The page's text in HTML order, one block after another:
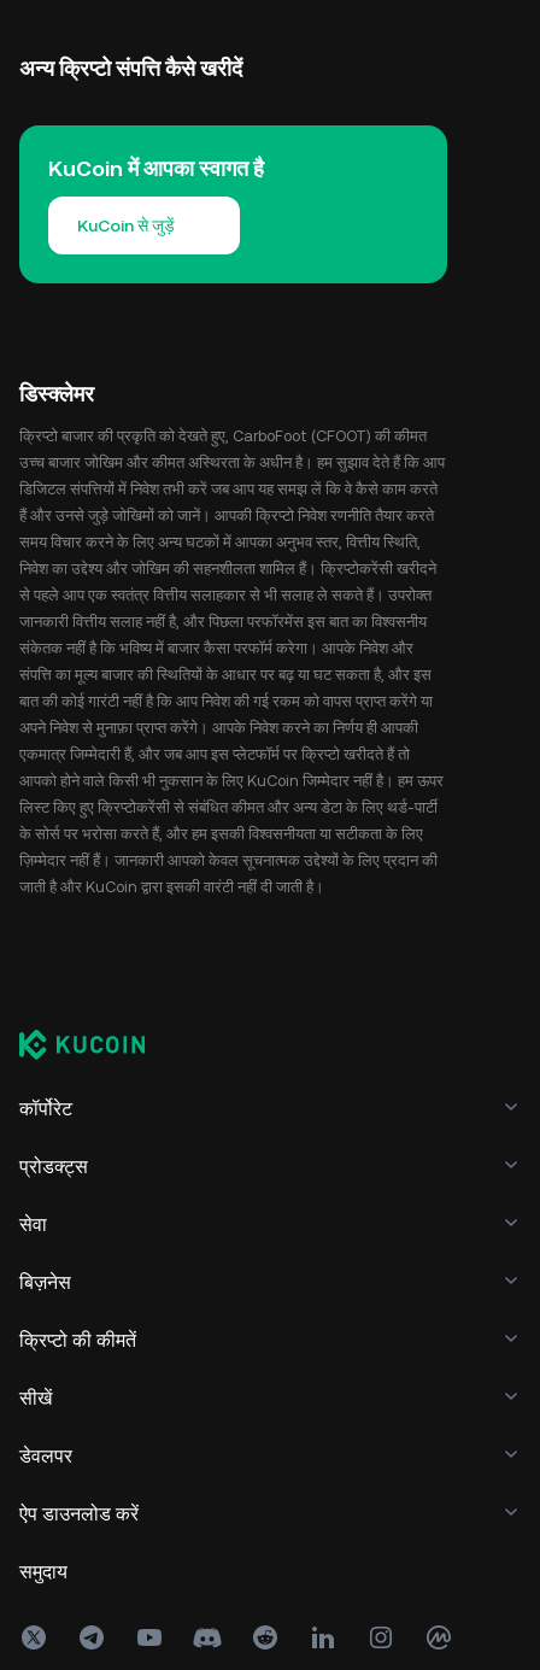
अन्य क्रिप्टो संपत्ति कैसे खरीदें
KuCoin में आपका स्वागत है
KuCoin से जुड़ें
डिस्क्लेमर
क्रिप्टो बाजार की प्रकृति को देखते हुए, CarboFoot (CFOOT) की कीमत
उच्च बाजार जोखिम और कीमत अस्थिरता के अधीन है। हम सुझाव देते हैं कि आप
डिजिटल संपत्तियों में निवेश तभी करें जब आप यह समझ लें कि वे कैसे काम करते
हैं और उनसे जुड़े जोखिमों को जानें। आपकी क्रिप्टो निवेश रणनीति तैयार करते
समय विचार करने के लिए अन्य घटकों में आपका अनुभव स्तर, वित्तीय स्थिति,
निवेश का उद्देश्य और जोखिम की सहनशीलता शामिल हैं। क्रिप्टोकरेंसी खरीदने
से पहले आप एक स्वतंत्र वित्तीय सलाहकार से भी सलाह ले सकते हैं। उपरोक्त
जानकारी वित्तीय सलाह नहीं है, और पिछला परफॉरमेंस इस बात का विश्वसनीय
संकेतक नहीं है कि भविष्य में बाजार कैसा परफॉर्म करेगा। आपके निवेश और
संपत्ति का मूल्य बाजार की स्थितियों के आधार पर बढ़ या घट सकता है, और इस
बात की कोई गारंटी नहीं है कि आप निवेश की गई रकम को वापस प्राप्त करेंगे या
अपने निवेश से मुनाफ़ा प्राप्त करेंगे। आपके निवेश करने का निर्णय ही आपकी
एकमात्र जिम्मेदारी हैं, और जब आप इस प्लेटफॉर्म पर क्रिप्टो खरीदते हैं तो
आपको होने वाले किसी भी नुकसान के लिए KuCoin जिम्मेदार नहीं है। हम ऊपर
लिस्ट किए हुए क्रिप्टोकरेंसी से संबंधित कीमत और अन्य डेटा के लिए थर्ड-पार्टी
के सोर्स पर भरोसा करते हैं, और हम इसकी विश्वसनीयता या सटीकता के लिए
ज़िम्मेदार नहीं हैं। जानकारी आपको केवल सूचनात्मक उद्देश्यों के लिए प्रदान की
जाती है और KuCoin द्वारा इसकी वारंटी नहीं दी जाती है।
कॉर्पोरेट
प्रोडक्ट्स
सेवा
बिज़नेस
क्रिप्टो की कीमतें
सीखें
डेवलपर
ऐप डाउनलोड करें
समुदाय